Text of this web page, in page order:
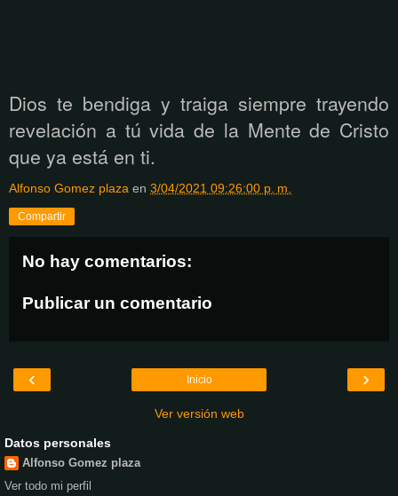
Dios te bendiga y traiga siempre trayendo
revelación a tú vida de la Mente de Cristo
que ya está en ti.
Alfonso Gomez plaza en 3/04/2021 09:26:00 p. m.
Compartir
No hay comentarios:
Publicar un comentario
‹ ›
Inicio
Ver versión web
Datos personales
Alfonso Gomez plaza
Ver todo mi perfil